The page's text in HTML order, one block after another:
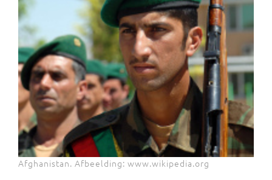
Afghanistan. Afbeelding: www.wikipedia.org